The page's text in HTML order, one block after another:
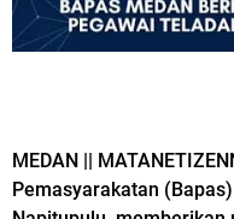
MEDAN ||
Pemasyarakatan